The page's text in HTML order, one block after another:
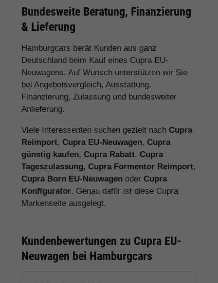
Bundesweite Beratung, Finanzierung
& Lieferung
Hamburgcars berät Kunden aus ganz
Deutschland beim Kauf eines Cupra EU-
Neuwagens. Auf Wunsch unterstützen wir Sie
bei Angebotsvergleich, Ausstattung,
Finanzierung, Zulassung und bundesweiter
Anlieferung.
Viele Interessenten suchen gezielt nach Cupra
Reimport, Cupra EU-Neuwagen, Cupra
günstig kaufen, Cupra Rabatt, Cupra
Tageszulassung, Cupra Formentor Reimport,
Cupra Born EU-Neuwagen oder Cupra
Konfigurator. Genau dafür ist diese Cupra
Markenseite ausgelegt.
Kundenbewertungen zu Cupra EU-
Neuwagen bei Hamburgcars